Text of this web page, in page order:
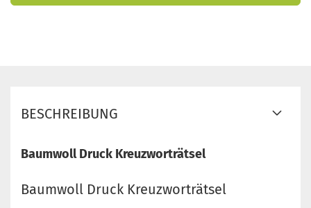
BESCHREIBUNG
Baumwoll Druck Kreuzworträtsel
Baumwoll Druck Kreuzworträtsel